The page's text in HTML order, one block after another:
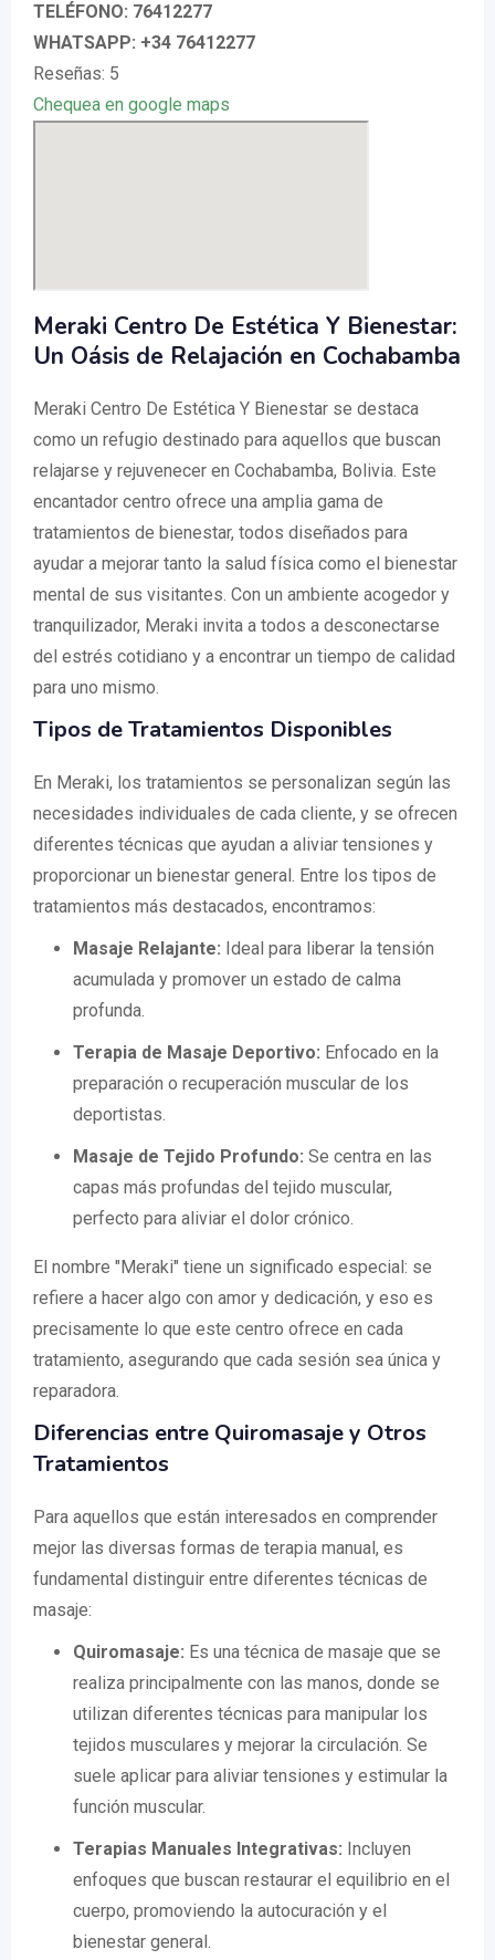
TELÉFONO: 76412277
WHATSAPP: +34 76412277
Reseñas: 5
Chequea en google maps
Meraki Centro De Estética Y Bienestar:
Un Oásis de Relajación en Cochabamba
Meraki Centro De Estética Y Bienestar se destaca
como un refugio destinado para aquellos que buscan
relajarse y rejuvenecer en Cochabamba, Bolivia. Este
encantador centro ofrece una amplia gama de
tratamientos de bienestar, todos diseñados para
ayudar a mejorar tanto la salud física como el bienestar
mental de sus visitantes. Con un ambiente acogedor y
tranquilizador, Meraki invita a todos a desconectarse
del estrés cotidiano y a encontrar un tiempo de calidad
para uno mismo.
Tipos de Tratamientos Disponibles
En Meraki, los tratamientos se personalizan según las
necesidades individuales de cada cliente, y se ofrecen
diferentes técnicas que ayudan a aliviar tensiones y
proporcionar un bienestar general. Entre los tipos de
tratamientos más destacados, encontramos:
Masaje Relajante: Ideal para liberar la tensión
acumulada y promover un estado de calma
profunda.
Terapia de Masaje Deportivo: Enfocado en la
preparación o recuperación muscular de los
deportistas.
Masaje de Tejido Profundo: Se centra en las
capas más profundas del tejido muscular,
perfecto para aliviar el dolor crónico.
El nombre "Meraki" tiene un significado especial: se
refiere a hacer algo con amor y dedicación, y eso es
precisamente lo que este centro ofrece en cada
tratamiento, asegurando que cada sesión sea única y
reparadora.
Diferencias entre Quiromasaje y Otros
Tratamientos
Para aquellos que están interesados en comprender
mejor las diversas formas de terapia manual, es
fundamental distinguir entre diferentes técnicas de
masaje:
Quiromasaje: Es una técnica de masaje que se
realiza principalmente con las manos, donde se
utilizan diferentes técnicas para manipular los
tejidos musculares y mejorar la circulación. Se
suele aplicar para aliviar tensiones y estimular la
función muscular.
Terapias Manuales Integrativas: Incluyen
enfoques que buscan restaurar el equilibrio en el
cuerpo, promoviendo la autocuración y el
bienestar general.